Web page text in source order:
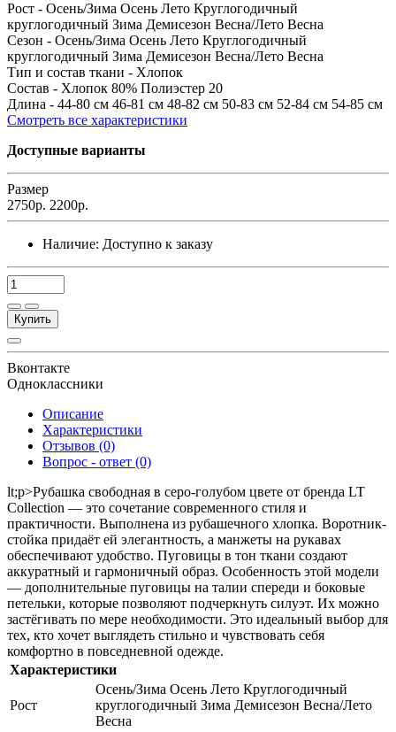
Рост - Осень/Зима Осень Лето Круглогодичный
круглогодичный Зима Демисезон Весна/Лето Весна
Сезон - Осень/Зима Осень Лето Круглогодичный
круглогодичный Зима Демисезон Весна/Лето Весна
Тип и состав ткани - Хлопок
Состав - Хлопок 80% Полиэстер 20
Длина - 44-80 см 46-81 см 48-82 см 50-83 см 52-84 см 54-85 см
Смотреть все характеристики
Доступные варианты
Размер
2750р. 2200р.
Наличие: Доступно к заказу
Купить
Вконтакте
Одноклассники
Описание
Характеристики
Отзывов (0)
Вопрос - ответ (0)
lt;p>Рубашка свободная в серо-голубом цвете от бренда LT
Collection — это сочетание современного стиля и
практичности. Выполнена из рубашечного хлопка. Воротник-
стойка придаёт ей элегантность, а манжеты на рукавах
обеспечивают удобство. Пуговицы в тон ткани создают
аккуратный и гармоничный образ. Особенность этой модели
— дополнительные пуговицы на талии спереди и боковые
петельки, которые позволяют подчеркнуть силуэт. Их можно
застёгивать по мере необходимости. Это идеальный выбор для
тех, кто хочет выглядеть стильно и чувствовать себя
комфортно в повседневной одежде.
Характеристики
Рост
Осень/Зима Осень Лето Круглогодичный
круглогодичный Зима Демисезон Весна/Лето
Весна